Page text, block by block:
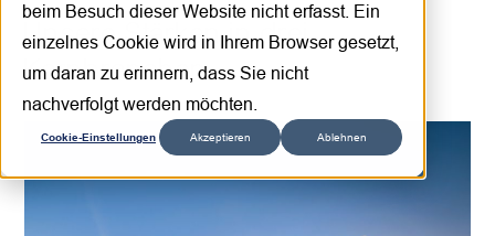
beim Besuch dieser Website nicht erfasst. Ein
einzelnes Cookie wird in Ihrem Browser gesetzt,
um daran zu erinnern, dass Sie nicht
nachverfolgt werden möchten.
Cookie-Einstellungen Akzeptieren Ablehnen
Unsere Stärken in drei
Kernbranchen